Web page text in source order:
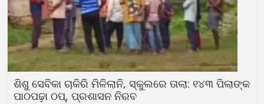
ଶିଶୁ ସେବିକା ଚାକିରି ମିଳିଲାନି, ସ୍କୁଲରେ ତାଲା: ୧୪୩ ପିଲାଙ୍କ
ପାଠପଢ଼ା ଠପ୍, ପ୍ରଶାସନ ନିରବ